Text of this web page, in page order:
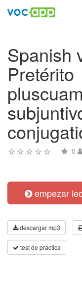
Spanish
Pretérito
0
empezar
descargar mp3
test de práctica